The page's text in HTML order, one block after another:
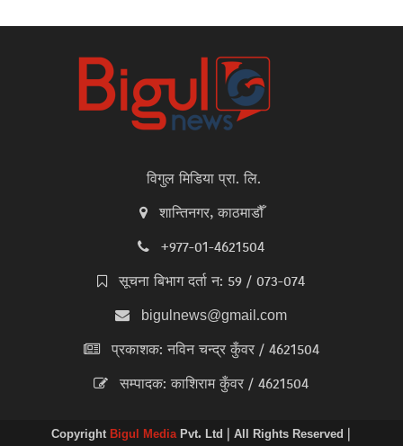
विगुल मिडिया प्रा. लि.
शान्तिनगर, काठमाडौँ
+977-01-4621504
सूचना बिभाग दर्ता न: 59 / 073-074
bigulnews@gmail.com
प्रकाशक: नविन चन्द्र कुँवर / 4621504
सम्पादक: काशिराम कुँवर / 4621504
Copyright Bigul MediaPvt. Ltd | All Rights Reserved |